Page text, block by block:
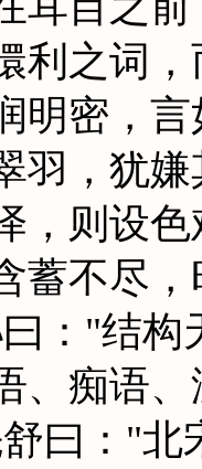
利之词
明密，
羽，犹
，则设
蓄不尽
："结构
、痴语
曰："北